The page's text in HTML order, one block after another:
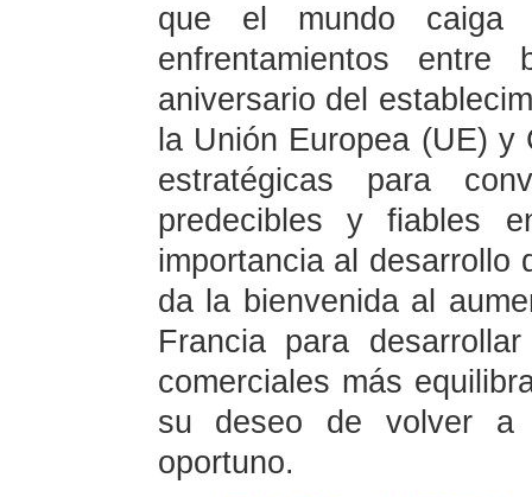
que el mundo caiga
enfrentamientos
aniversario del
la Unión Europea (UE)
estratégicas para
predecibles y fiables
importancia al desarrollo
da la bienvenida al
Francia para
comerciales más
su deseo de volver a
oportuno.